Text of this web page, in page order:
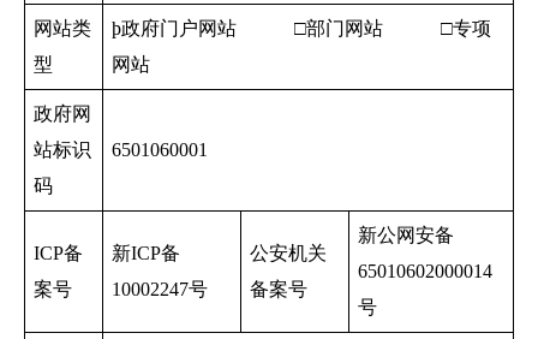
网站类
型
þ政府门户网站 □部门网站 □专项
网站
政府网
站标识
码
6501060001
ICP备
案号
新ICP备
10002247号
公安机关
备案号
新公网安备
65010602000014
号